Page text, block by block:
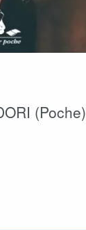
(Poche)